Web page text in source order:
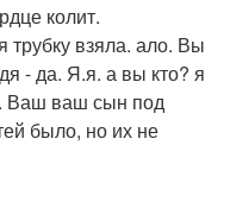
колит.
взяла. ало. Вы
- да. Я.я. а вы кто? я
Ваш ваш сын под
было, но их не